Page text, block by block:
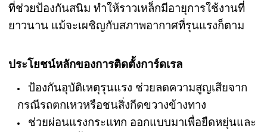
ที่ช่วยป้องกันสนิม ทำให้ราวเหล็กมีอายุการใช้งานที่
ยาวนาน แม้จะเผชิญกับสภาพอากาศที่รุนแรงก็ตาม
ประโยชน์หลักของการติดตั้งการ์ดเรล
ป้องกันอุบัติเหตุรุนแรง ช่วยลดความสูญเสียจาก
กรณีรถตกเหวหรือชนสิ่งกีดขวางข้างทาง
ช่วยผ่อนแรงกระแทก ออกแบบมาเพื่อยืดหยุ่นและ